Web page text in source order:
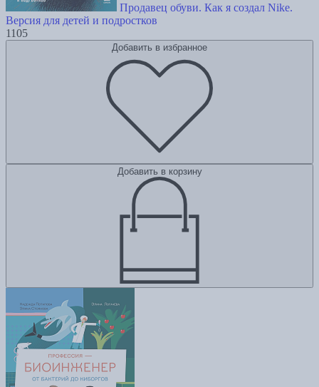
Продавец обуви. Как я создал Nike.
Версия для детей и подростков
1105
Добавить в избранное
Добавить в корзину